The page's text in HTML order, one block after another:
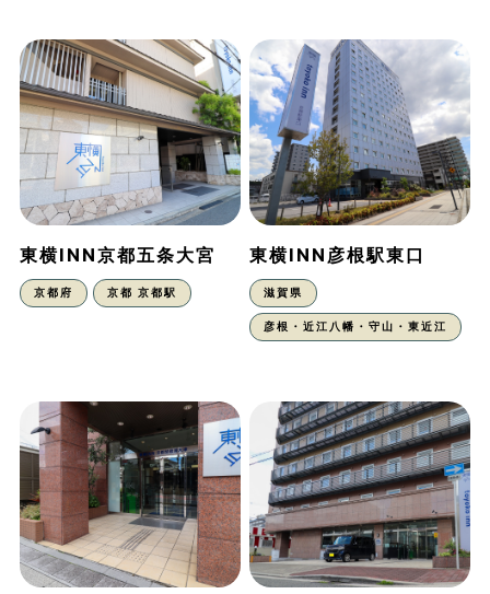
東横INN京都五条大宮
京都府 京都 京都駅
東横INN彦根駅東口
滋賀県
彦根・近江八幡・守山・東近江